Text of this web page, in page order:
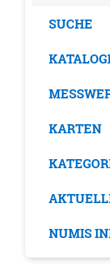
SUCHE
KARTEN
NUMIS